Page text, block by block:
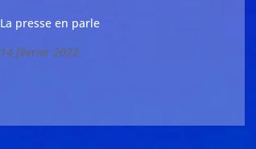
La presse en parle
14 février 2022